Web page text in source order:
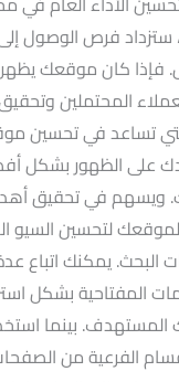
فرص الوصول إلى
كان موقعك يظهر
المحتملين وتحقيق
تساعد في تحسين
على الظهور بشكل
ويسهم في تحقيق
لموقعك لتحسين
يمكنك اتباع عدة
المفتاحية بشكل
الفرعية من